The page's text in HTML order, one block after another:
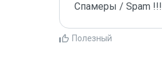
Спамеры / Spam !!!
Полезный